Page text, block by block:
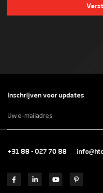
Inschrijven voor updates
mailadres *
+31 88 - 027 70 88